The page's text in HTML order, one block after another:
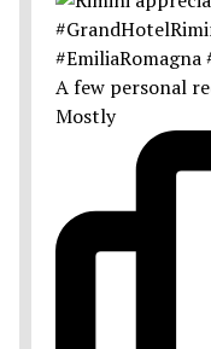
A few personal
Mostly